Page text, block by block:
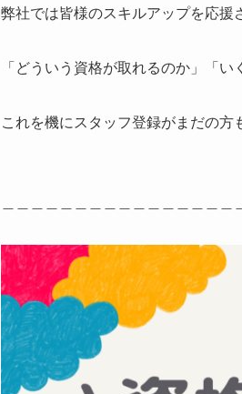
弊社では皆様のスキルアップを応
「どういう資格が取れるのか」「
これを機にスタッフ登録がまだの方